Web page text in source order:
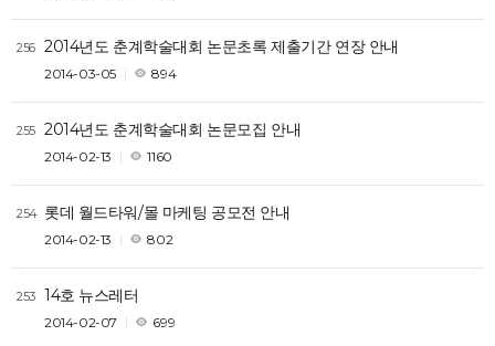
256 2014년도 춘계학술대회 논문초록 제출기간 연장 안내
2014-03-05 894
255 2014년도 춘계학술대회 논문모집 안내
2014-02-13 1160
254 롯데 월드타워/몰 마케팅 공모전 안내
2014-02-13 802
253 14호 뉴스레터
2014-02-07 699